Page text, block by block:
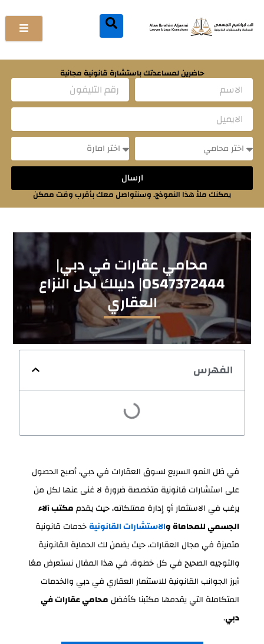
إلى
المحتوى
حاضرين لمساعدتك باستشارة قانونية مجانية
ارسال
يمكنك ملأ هذا النموذج. وسنتواصل معك بأقرب وقت ممكن
محامي عقارات في دبي|
0547372444| دليلك لحل النزاع
العقاري
الفهرس
في ظل النمو السريع لسوق العقارات في دبي، أصبح الحصول
على استشارات قانونية متخصصة ضرورة لا غنى عنها لكل من
يرغب في الاستثمار أو إدارة ممتلكاته، حيث يقدممكتب آلاء
الجسمي للمحاماة والاستشارات القانونيةخدمات قانونية
متميزة في مجال العقارات، حيث يضمن لك الحماية القانونية
والتوجيه الصحيح في كل خطوة، في هذا المقال نستعرض معًا
أبرز الجوانب القانونية للاستثمار العقاري في دبي والخدمات
المتكاملة التي يقدمها مكتبنا كأفضل محامي عقارات في
دبي.